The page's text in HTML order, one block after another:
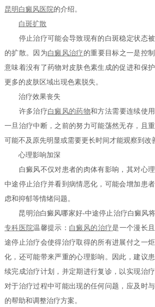
昆明白癜风医院的介绍。
白斑扩散
停止治疗可能会导致现有的白斑稳定状态被
的扩散。因为白癜风治疗 的重要目标之一是控
意味着没有了药物对皮肤色素生成的促进和保
更多的皮肤区域出现色素脱失。
治疗效果丧失
许多治疗白癜风的药物和方法需要连续使
一旦治疗中断，之前的努力可能荡然无存，且
可能不及原先明显或需要更长时间才能观察到改
心理影响加深
白癜风不仅对患者的肉体有影响，其对心理
中途停止治疗并看到病情恶化，可能会增加患
虑和抑郁等情绪问题。
昆明治白癜风哪家好-中途停止治疗白癜风将
专科医院温馨提示： 白癜风的治疗是一个漫长
途停止治疗会使得治疗取得的所有进展付之一
化，还可能带来严重的心理影响。因此，建议
续完成治疗计划，并定期进行复诊，以实现治
对于治疗过程中可能出现的任何问题，应及时
的帮助和调整治疗方案。